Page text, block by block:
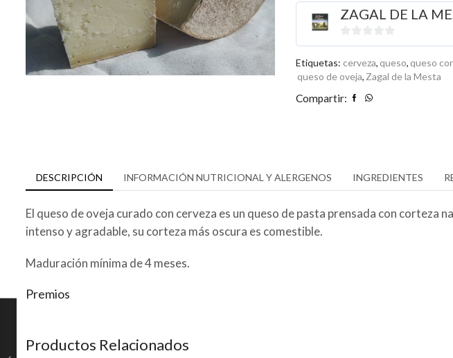
CON
CERVEZA
300gr
cantidad
ZAGAL DE LA
0
de
5
Etiquetas: cerveza,queso,queso
queso de oveja, Zagal de la Mesta
Compartir:
DESCRIPCIÓN INFORMACIÓN NUTRICIONAL Y ALERGENOS INGREDIENTES
El queso de oveja curado con cerveza es un queso de pasta prensada con
intenso y agradable, su corteza más oscura es comestible.
Maduración mínima de 4 meses.
Premios
Productos Relacionados